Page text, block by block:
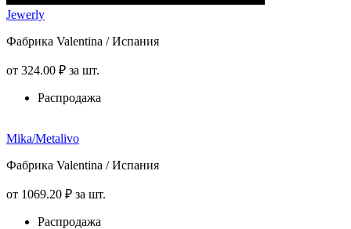
Jewerly
Фабрика Valentina / Испания
от 324.00 ₽ за шт.
Распродажа
Mika/Metalivo
Фабрика Valentina / Испания
от 1069.20 ₽ за шт.
Распродажа